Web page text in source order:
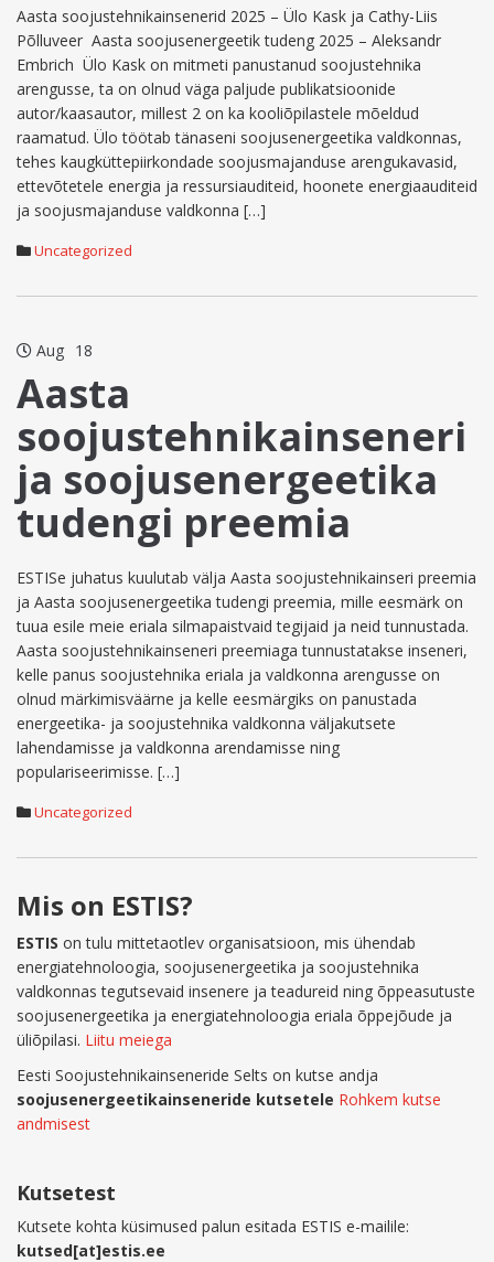
Aasta soojustehnikainsenerid 2025 – Ülo Kask ja Cathy-Liis
Põlluveer Aasta soojusenergeetik tudeng 2025 – Aleksandr
Embrich Ülo Kask on mitmeti panustanud soojustehnika
arengusse, ta on olnud väga paljude publikatsioonide
autor/kaasautor, millest 2 on ka kooliõpilastele mõeldud
raamatud. Ülo töötab tänaseni soojusenergeetika valdkonnas,
tehes kaugküttepiirkondade soojusmajanduse arengukavasid,
ettevõtetele energia ja ressursiauditeid, hoonete energiaauditeid
ja soojusmajanduse valdkonna […]
Uncategorized
Aug 18
Aasta
soojustehnikainseneri
ja soojusenergeetika
tudengi preemia
ESTISe juhatus kuulutab välja Aasta soojustehnikainseri preemia
ja Aasta soojusenergeetika tudengi preemia, mille eesmärk on
tuua esile meie eriala silmapaistvaid tegijaid ja neid tunnustada.
Aasta soojustehnikainseneri preemiaga tunnustatakse inseneri,
kelle panus soojustehnika eriala ja valdkonna arengusse on
olnud märkimisväärne ja kelle eesmärgiks on panustada
energeetika- ja soojustehnika valdkonna väljakutsete
lahendamisse ja valdkonna arendamisse ning
populariseerimisse. […]
Uncategorized
Mis on ESTIS?
ESTIS on tulu mittetaotlev organisatsioon, mis ühendab
energiatehnoloogia, soojusenergeetika ja soojustehnika
valdkonnas tegutsevaid insenere ja teadureid ning õppeasutuste
soojusenergeetika ja energiatehnoloogia eriala õppejõude ja
üliõpilasi. Liitu meiega
Eesti Soojustehnikainseneride Selts on kutse andja
soojusenergeetikainseneride kutsetele Rohkem kutse
andmisest
Kutsetest
Kutsete kohta küsimused palun esitada ESTIS e-mailile:
kutsed[at]estis.ee